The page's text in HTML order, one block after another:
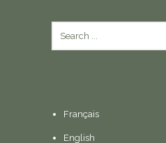
Français
English